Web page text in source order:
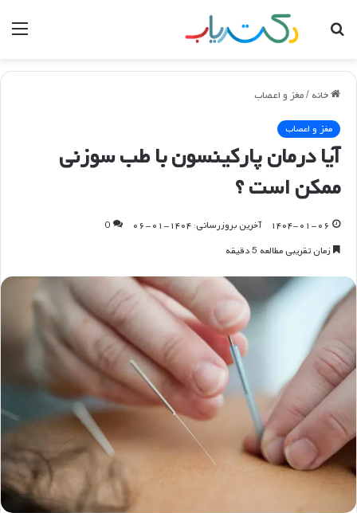
جستجو
خانه /مغز و اعصاب
مغز و اعصاب
آیا درمان پارکینسون با طب سوزنی
ممکن است ؟
۱۴۰۴-۰۱-۰۶ آخرین بروزرسانی: ۱۴۰۴-۰۱-۰۶
0
زمان تقریبی مطالعه 5 دقیقه